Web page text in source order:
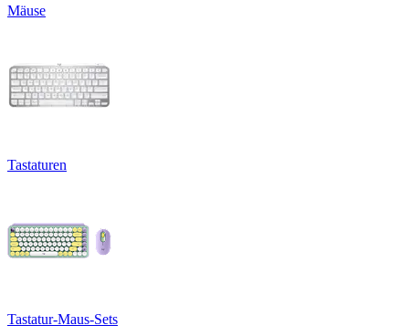
Mäuse
Tastaturen
Tastatur-Maus-Sets